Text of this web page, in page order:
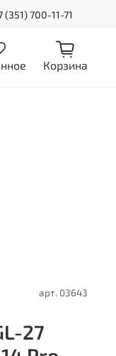
(351) 700-11-71
Корзина
арт. 03643
27